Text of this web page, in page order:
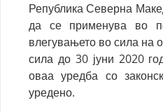
Република Северна
да се применува во
влегувањето во сила на
сила до 30 јуни 2020
оваа уредба со
уредено.